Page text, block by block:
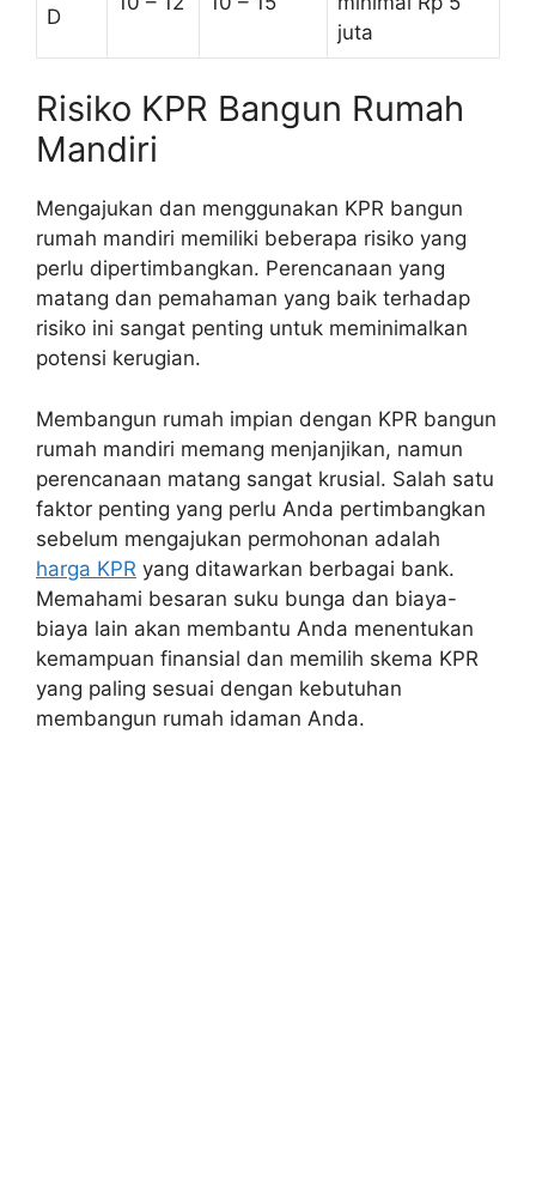
D
juta
Risiko KPR Bangun Rumah
Mandiri
Mengajukan dan menggunakan KPR bangun
rumah mandiri memiliki beberapa risiko yang
perlu dipertimbangkan. Perencanaan yang
matang dan pemahaman yang baik terhadap
risiko ini sangat penting untuk meminimalkan
potensi kerugian.
Membangun rumah impian dengan KPR bangun
rumah mandiri memang menjanjikan, namun
perencanaan matang sangat krusial. Salah satu
faktor penting yang perlu Anda pertimbangkan
sebelum mengajukan permohonan adalah
harga KPR yang ditawarkan berbagai bank.
Memahami besaran suku bunga dan biaya-
biaya lain akan membantu Anda menentukan
kemampuan finansial dan memilih skema KPR
yang paling sesuai dengan kebutuhan
membangun rumah idaman Anda.